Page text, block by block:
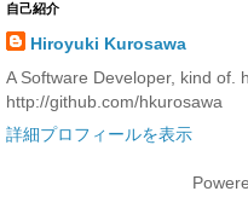
自己紹介
Hiroyuki Kurosawa
A Software Developer, kind of.
http://github.com/hkurosawa
詳細プロフィールを表示